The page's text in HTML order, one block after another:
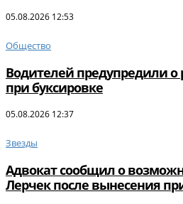
05.08.2026 12:53
Общество
Водителей предупредили о
при буксировке
05.08.2026 12:37
Звезды
Адвокат сообщил о
Лерчек после вынесения